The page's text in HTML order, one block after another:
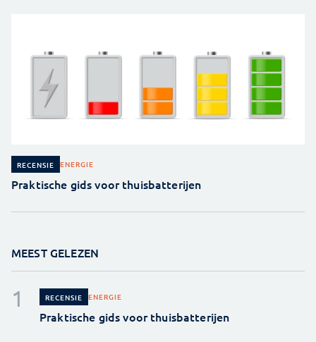
RECENSIE ENERGIE
Praktische gids voor thuisbatterijen
MEEST GELEZEN
RECENSIE ENERGIE
Praktische gids voor thuisbatterijen